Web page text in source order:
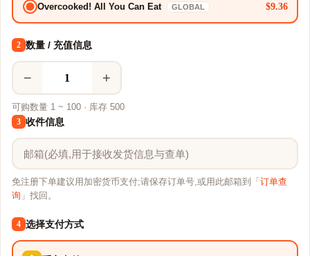
Overcooked! All You Can Eat GLOBAL $9.36
2 数量 / 充值信息
− +
可购数量 1 ~ 100 · 库存 500
3 收件信息
免注册下单建议用加密货币支付;请保存订单号,或用此邮箱到「 订单查
询 」找回。
4 选择支付方式